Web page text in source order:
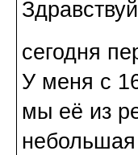
сегодня
У меня с
мы её из